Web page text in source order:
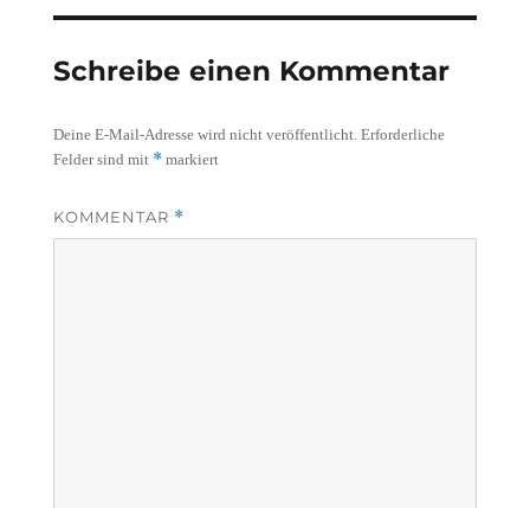
Schreibe einen Kommentar
Deine E-Mail-Adresse wird nicht veröffentlicht. Erforderliche
Felder sind mit *markiert
KOMMENTAR *